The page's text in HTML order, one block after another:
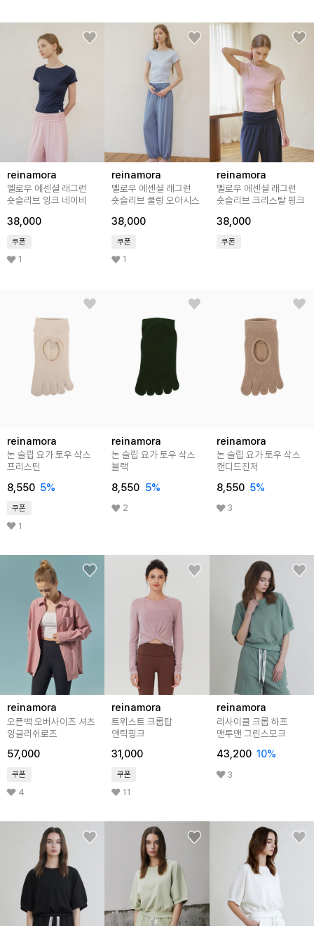
reinamora
멜로우 에센셜 래그런
숏슬리브 잉크 네이비
38,000
쿠폰
1
reinamora
멜로우 에센셜 래그런
숏슬리브 쿨링 오아시스
38,000
쿠폰
1
reinamora
멜로우 에센셜 래그런
숏슬리브 크리스탈 핑크
38,000
쿠폰
reinamora
논 슬립 요가 토우 삭스
프리스틴
8,550 5%
쿠폰
1
reinamora
논 슬립 요가 토우 삭스
블랙
8,550 5%
2
reinamora
논 슬립 요가 토우 삭스
캔디드진저
8,550 5%
3
reinamora
오픈백 오버사이즈 셔츠
잉글리쉬로즈
57,000
쿠폰
4
reinamora
트위스트 크롭탑
앤틱핑크
31,000
쿠폰
11
reinamora
리사이클 크롭 하프
맨투맨 그린스모크
43,200 10%
3